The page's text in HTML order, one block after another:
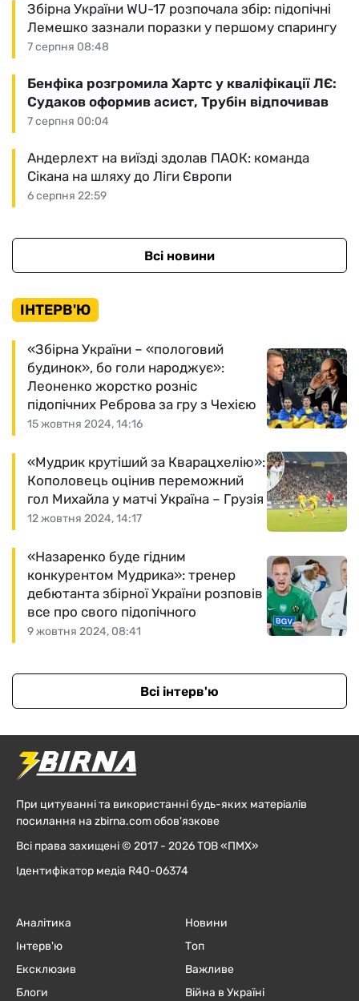
7 серпня 08:48
Збірна України WU-17 розпочала збір: підопічні
Лемешко зазнали поразки у першому спарингу
7 серпня 00:04
Бенфіка розгромила Хартс у кваліфікації ЛЄ:
Судаков оформив асист, Трубін відпочивав
6 серпня 22:59
Андерлехт на виїзді здолав ПАОК: команда
Сікана на шляху до Ліги Європи
Всі новини
ІНТЕРВ'Ю
15 жовтня 2024, 14:16
«Збірна України – «пологовий
будинок», бо голи народжує»:
Леоненко жорстко розніс
підопічних Реброва за гру з Чехією
12 жовтня 2024, 14:17
«Мудрик крутіший за Кварацхелію»:
Кополовець оцінив переможний
гол Михайла у матчі Україна – Грузія
9 жовтня 2024, 08:41
«Назаренко буде гідним
конкурентом Мудрика»: тренер
дебютанта збірної України розповів
все про свого підопічного
Всі інтерв'ю
При цитуванні та використанні будь-яких матеріалів
посилання на zbirna.com обов'язкове
Всі права захищені © 2017 - 2026 ТОВ «ПМХ»
Ідентифікатор медіа R40-06374
Аналітика
Інтерв'ю
Ексклюзив
Блоги
Новини
Топ
Важливе
Війна в Україні